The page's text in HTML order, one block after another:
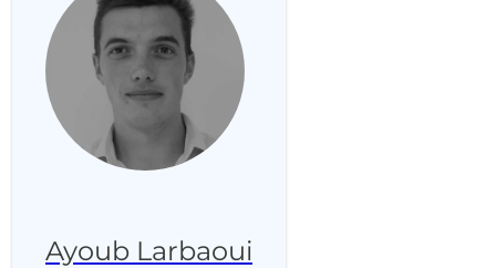
Ayoub Larbaoui